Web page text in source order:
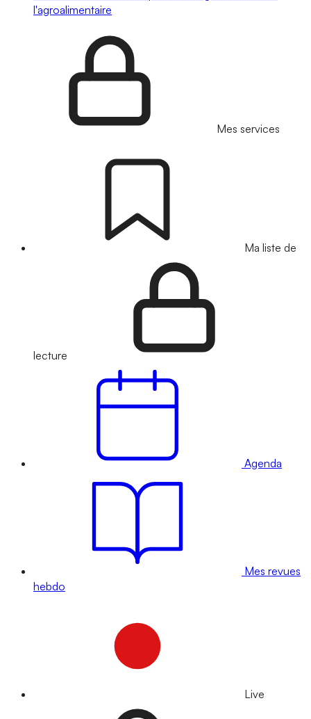
l'agroalimentaire
Mes services
Ma liste de
lecture
Agenda
Mes revues
hebdo
Live